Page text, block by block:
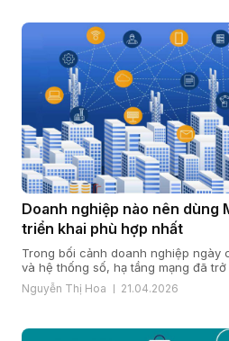
Doanh nghiệp nào nên dùng
triển khai phù hợp nhất
Trong bối cảnh doanh nghiệp ngày
và hệ thống số, hạ tầng mạng đã
quả vận hành và năng lực cạnh
nhánh gia tăng và yêu cầu bảo mật,
Nguyễn Thị Hoa 21.04.2026